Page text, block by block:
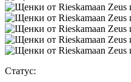
Статус: